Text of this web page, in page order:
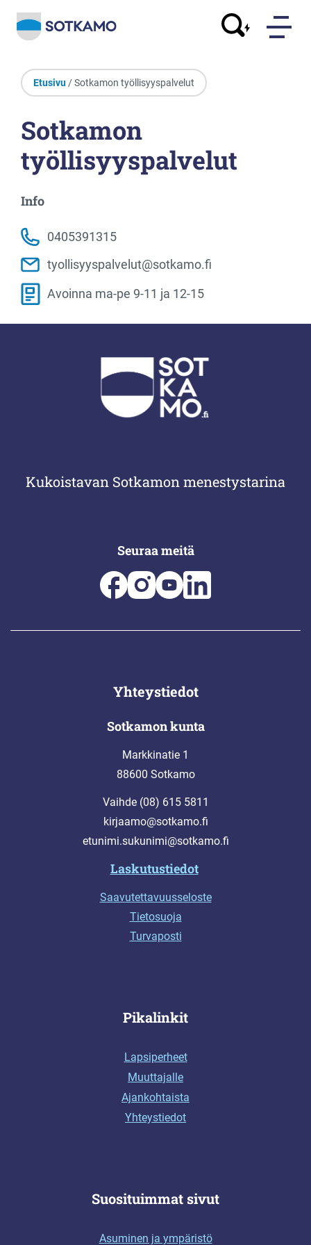
Etusivu / Sotkamon työllisyyspalvelut
Sotkamon
työllisyyspalvelut
Info
0405391315
tyollisyyspalvelut@sotkamo.fi
Avoinna ma-pe 9-11 ja 12-15
Kukoistavan Sotkamon menestystarina
Seuraa meitä
Yhteystiedot
Sotkamon kunta
Markkinatie 1
88600 Sotkamo
Vaihde (08) 615 5811
kirjaamo@sotkamo.fi
etunimi.sukunimi@sotkamo.fi
Laskutustiedot
Saavutettavuusseloste
Tietosuoja
Turvaposti
Pikalinkit
Lapsiperheet
Muuttajalle
Ajankohtaista
Yhteystiedot
Suosituimmat sivut
Asuminen ja ympäristö